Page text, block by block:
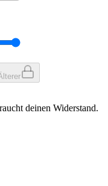
deinen Widerstand.